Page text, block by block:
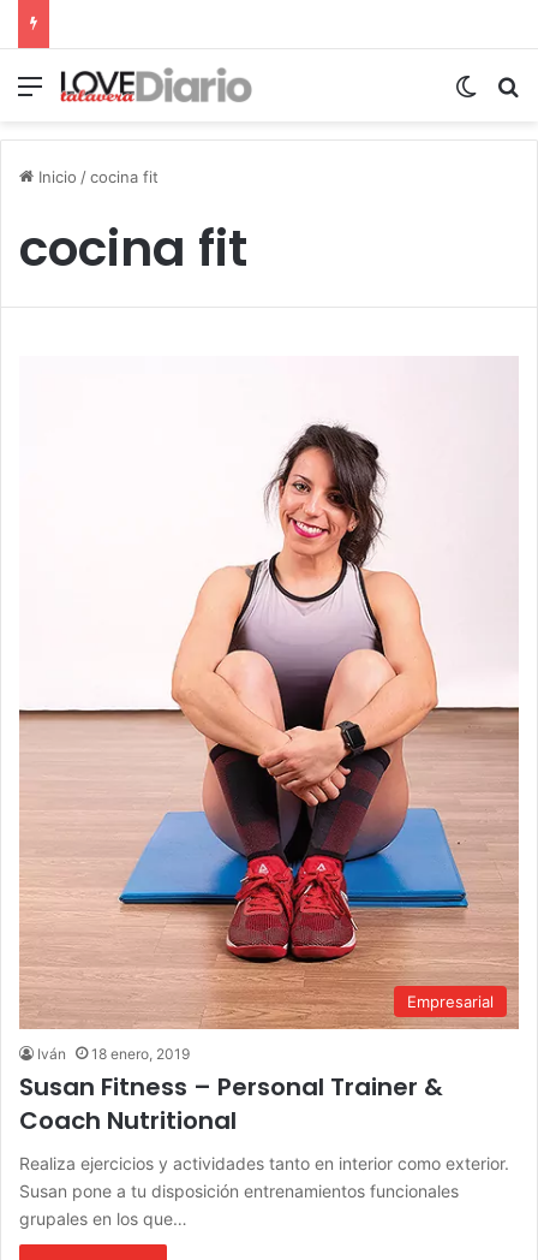
Menú
Inicio /cocina fit
cocina fit
Empresarial
Iván 18 enero, 2019
Susan Fitness – Personal Trainer &
Coach Nutritional
Realiza ejercicios y actividades tanto en interior como exterior.
Susan pone a tu disposición entrenamientos funcionales
grupales en los que…